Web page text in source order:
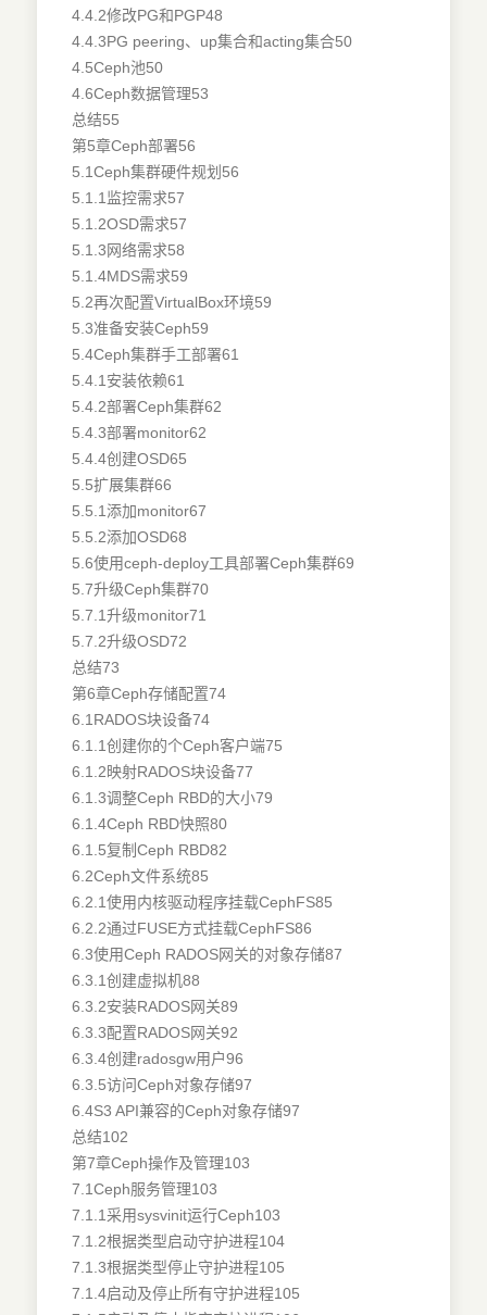
4.4.2修改PG和PGP48
4.4.3PG peering、up集合和acting集合50
4.5Ceph池50
4.6Ceph数据管理53
总结55
第5章Ceph部署56
5.1Ceph集群硬件规划56
5.1.1监控需求57
5.1.2OSD需求57
5.1.3网络需求58
5.1.4MDS需求59
5.2再次配置VirtualBox环境59
5.3准备安装Ceph59
5.4Ceph集群手工部署61
5.4.1安装依赖61
5.4.2部署Ceph集群62
5.4.3部署monitor62
5.4.4创建OSD65
5.5扩展集群66
5.5.1添加monitor67
5.5.2添加OSD68
5.6使用ceph-deploy工具部署Ceph集群69
5.7升级Ceph集群70
5.7.1升级monitor71
5.7.2升级OSD72
总结73
第6章Ceph存储配置74
6.1RADOS块设备74
6.1.1创建你的个Ceph客户端75
6.1.2映射RADOS块设备77
6.1.3调整Ceph RBD的大小79
6.1.4Ceph RBD快照80
6.1.5复制Ceph RBD82
6.2Ceph文件系统85
6.2.1使用内核驱动程序挂载CephFS85
6.2.2通过FUSE方式挂载CephFS86
6.3使用Ceph RADOS网关的对象存储87
6.3.1创建虚拟机88
6.3.2安装RADOS网关89
6.3.3配置RADOS网关92
6.3.4创建radosgw用户96
6.3.5访问Ceph对象存储97
6.4S3 API兼容的Ceph对象存储97
总结102
第7章Ceph操作及管理103
7.1Ceph服务管理103
7.1.1采用sysvinit运行Ceph103
7.1.2根据类型启动守护进程104
7.1.3根据类型停止守护进程105
7.1.4启动及停止所有守护进程105